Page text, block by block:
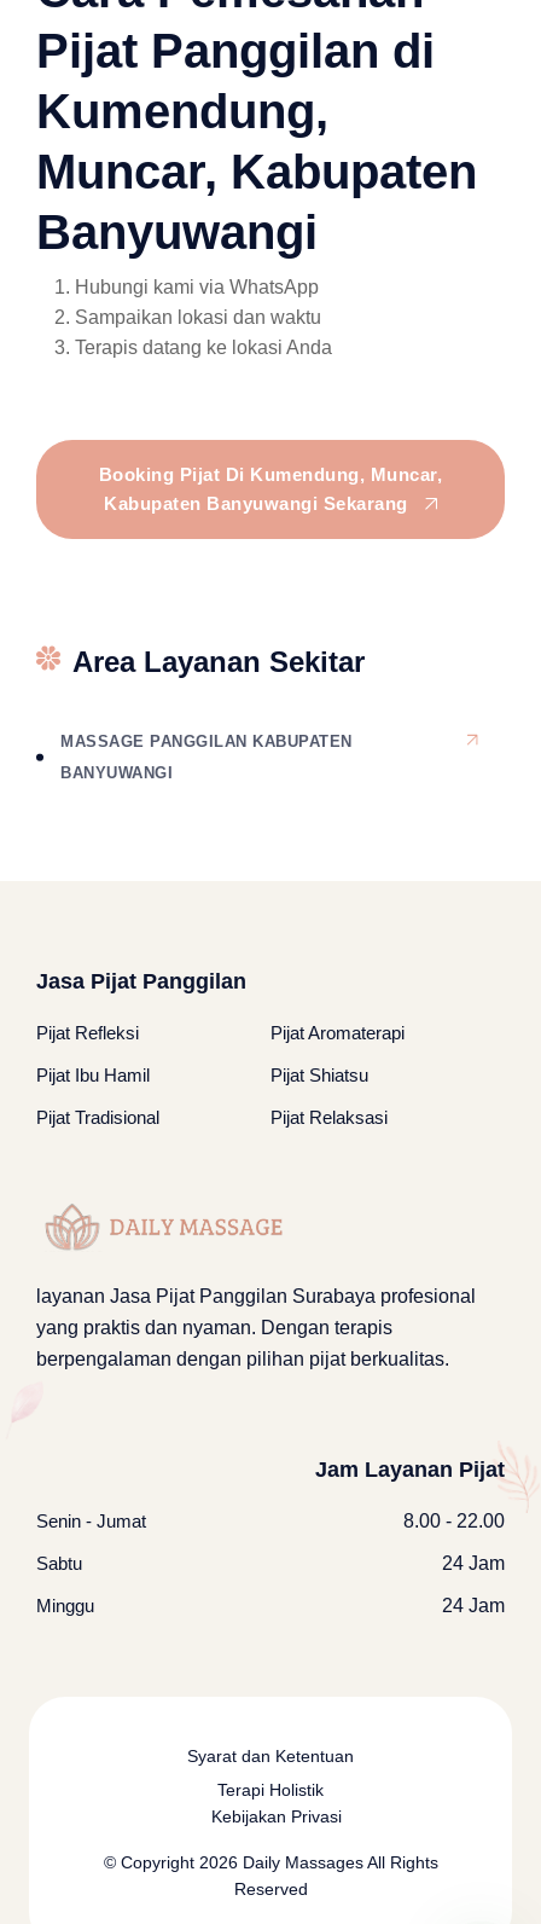
Pijat Panggilan di
Kumendung,
Muncar, Kabupaten
Banyuwangi
Hubungi kami via WhatsApp
Sampaikan lokasi dan waktu
Terapis datang ke lokasi Anda
Booking Pijat Di Kumendung, Muncar,
Kabupaten Banyuwangi Sekarang
Area Layanan Sekitar
MASSAGE PANGGILAN KABUPATEN
BANYUWANGI
Jasa Pijat Panggilan
Pijat Refleksi Pijat Aromaterapi
Pijat Ibu Hamil Pijat Shiatsu
Pijat Tradisional Pijat Relaksasi
layanan Jasa Pijat Panggilan Surabaya profesional
yang praktis dan nyaman. Dengan terapis
berpengalaman dengan pilihan pijat berkualitas.
Jam Layanan Pijat
Senin - Jumat 8.00 - 22.00
Sabtu 24 Jam
Minggu 24 Jam
© Copyright 2026Daily MassagesAll Rights
Reserved
Syarat dan Ketentuan
Terapi Holistik
Kebijakan Privasi